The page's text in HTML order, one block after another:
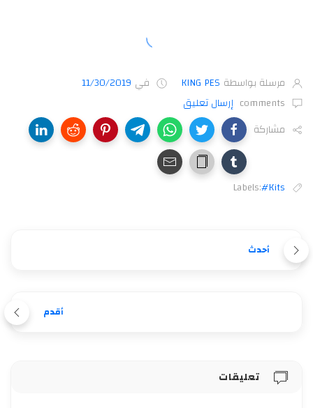
مرسلة بواسطة KING PES في 11/30/2019
comments إرسال تعليق
مشاركة
Labels:#Kits
أحدث
أقدم
تعليقات